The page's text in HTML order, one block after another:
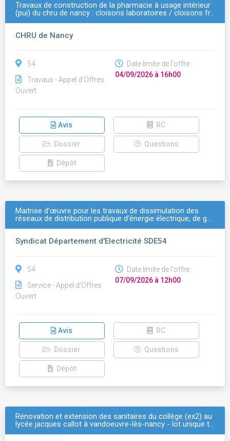
Travaux de construction de la pharmacie à usage intérieur
(pui) du chru de nancy : cloisons laboratoires / cloisons fr…
CHRU de Nancy
54
Travaux - Appel d'Offres
Ouvert
Date limite de l'offre :
04/09/2026 à 16h00
Avis RC
Dossier Questions
Dépôt
Maitrise d’œuvre pour les travaux de dissimulation des
réseaux de distribution publique d’énergie électrique, de g…
Syndicat Département d'Electricité SDE54
54
Service - Appel d'Offres
Ouvert
Date limite de l'offre :
07/09/2026 à 12h00
Avis RC
Dossier Questions
Dépôt
Rénovation et extension des sanitaires du collège (ex2) au
lycée jacques callot à vandoeuvre-lès-nancy - lot unique t…